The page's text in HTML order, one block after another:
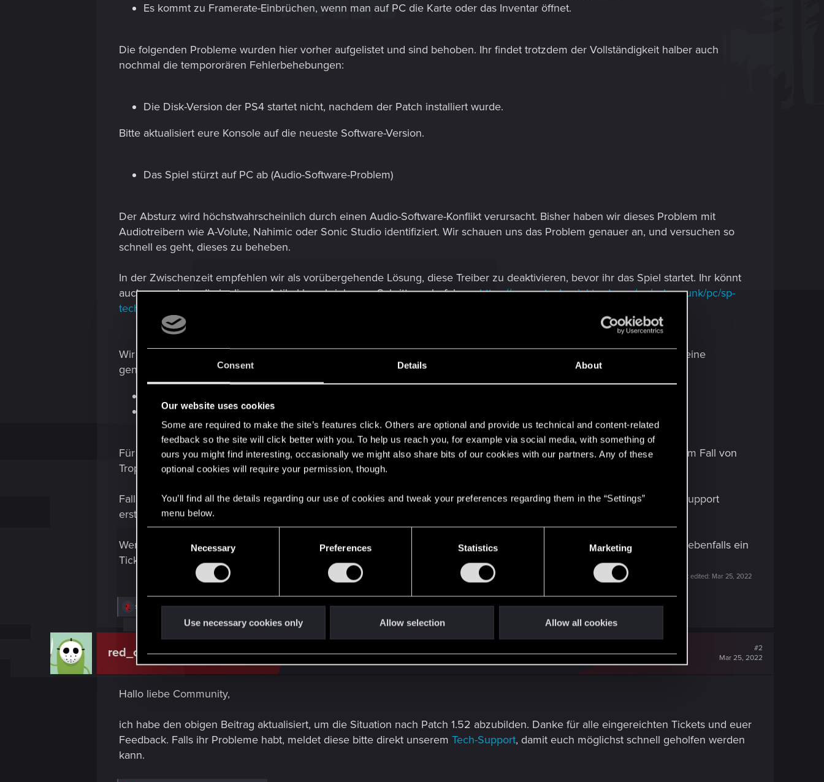
Consent Details About
Our website uses cookies
Some are required to make the site’s features click. Others are optional and provide us technical and content-related
feedback so the site will click better with you. To help us reach you, for example via social media, with something of
ours you might find interesting, occasionally we might also share bits of our cookies with our partners. Any of these
optional cookies will require your permission, though.
You’ll find all the details regarding our use of cookies and tweak your preferences regarding them in the “Settings”
menu below.
e
l
c
i
o
Necessary Preferences Statistics Marketing
Use necessary cookies only Allow selection Allow all cookies
Es kommt zu Framerate-Einbrüchen, wenn man auf PC die Karte oder das Inventar öffnet.
Die folgenden Probleme wurden hier vorher aufgelistet und sind behoben. Ihr findet trotzdem der Vollständigkeit halber auch
nochmal die tempororären Fehlerbehebungen:
Die Disk-Version der PS4 startet nicht, nachdem der Patch installiert wurde.
Bitte aktualisiert eure Konsole auf die neueste Software-Version.
Das Spiel stürzt auf PC ab (Audio-Software-Problem)
Der Absturz wird höchstwahrscheinlich durch einen Audio-Software-Konflikt verursacht. Bisher haben wir dieses Problem mit
Audiotreibern wie A-Volute, Nahimic oder Sonic Studio identifiziert. Wir schauen uns das Problem genauer an, und versuchen so
schnell es geht, dieses zu beheben.
In der Zwischenzeit empfehlen wir als vorübergehende Lösung, diese Treiber zu deaktivieren, bevor ihr das Spiel startet. Ihr könnt
auch versuchen, die in diesem Artikel beschriebenen Schritte zu befolgen:https://support.cdprojektred.com/en/cyberpunk/pc/sp-
technical/issue/1700/my-game-crashes-7
Wir prüfen auch die Möglichkeit, die folgenden zwei Anfragen einzubringen, aber im Moment können wir dazu noch keine
genaueren Details mitteilen:
Erhöhung der FPS-Obergrenze auf Xbox Series S
Für die beiden oben genannten prüfen wir unsere Optionen, wissen aber nicht, ob dies möglich sein wird und, falls ja, im Fall von
Trophäen, ob es rückwirkend klappen wird. Wir halten euch auf dem Laufenden.
Falls ihr euch wundert, wie diese Liste zustande gekommen ist - sie ist auf Basis der eingereichten Tickets beim Tech Support
erstellt worden.
Wenn ihr findet, dass es weitere Probleme gibt, die dringend eine genauere Betrachung brauchen, schreibt am besten ebenfalls ein
Ticket an
unser Support-Team . Danke für eure Unterstützung!
Last edited: Mar 25, 2022
R
c
i
o
n
sp4wn_ ,mostar65,nbw78and 4 others
red_coshy CD PROJEKT RED
#2
Mar 25, 2022
Hallo liebe Community,
ich habe den obigen Beitrag aktualisiert, um die Situation nach Patch 1.52 abzubilden. Danke für alle eingereichten Tickets und euer
Feedback. Falls ihr Probleme habt, meldet diese bitte direkt unserem Tech-Support, damit euch möglichst schnell geholfen werden
kann.